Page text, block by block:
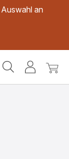
an
Mein
Mein